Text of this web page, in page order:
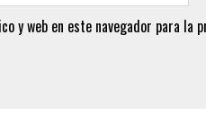
y web en este navegador para la